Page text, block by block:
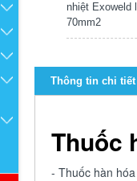
nhiệt Exoweld
70mm2
Thông tin chi tiết
Thuốc
- Thuốc hàn